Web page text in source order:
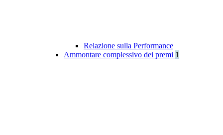
Relazione sulla Performance
Ammontare complessivo dei premi 1